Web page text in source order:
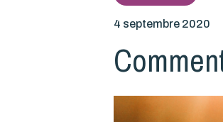
4 septembre 2020